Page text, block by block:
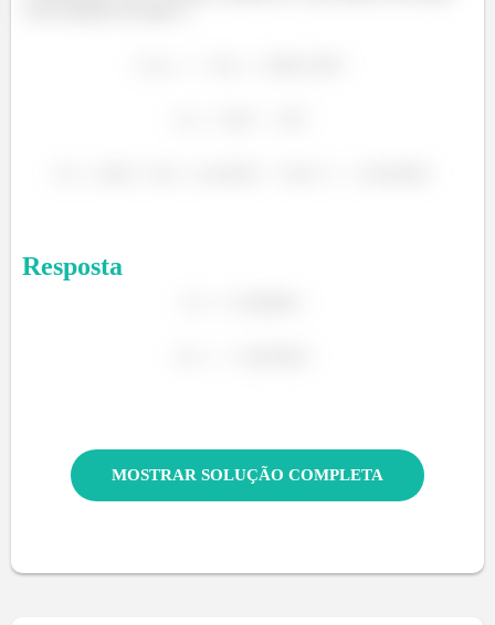
Resposta
MOSTRAR SOLUÇÃO COMPLETA